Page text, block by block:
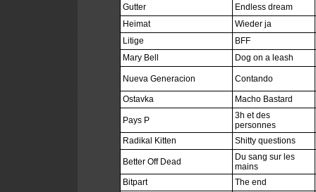
Gutter
Endless dream
Heimat
Wieder ja
Litige
BFF
Mary Bell
Dog on a leash
Nueva Generacion Contando
Ostavka Macho Bastard
Pays P
3h et des
personnes
Radikal Kitten
Shitty questions
Better Off Dead
Du sang sur les
mains
Bitpart
The end